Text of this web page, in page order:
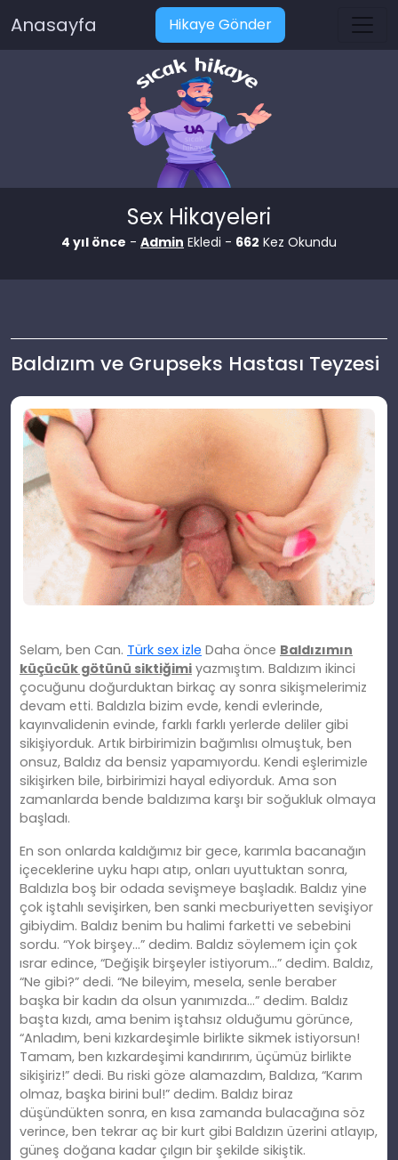
Anasayfa Hikaye Gönder
Sex Hikayeleri
4 yıl önce - Admin Ekledi - 662 Kez Okundu
Baldızım ve Grupseks Hastası Teyzesi
Selam, ben Can. Türk sex izle Daha önce Baldızımın
küçücük götünü siktiğimi yazmıştım. Baldızım ikinci
çocuğunu doğurduktan birkaç ay sonra sikişmelerimiz
devam etti. Baldızla bizim evde, kendi evlerinde,
kayınvalidenin evinde, farklı farklı yerlerde deliler gibi
sikişiyorduk. Artık birbirimizin bağımlısı olmuştuk, ben
onsuz, Baldız da bensiz yapamıyordu. Kendi eşlerimizle
sikişirken bile, birbirimizi hayal ediyorduk. Ama son
zamanlarda bende baldızıma karşı bir soğukluk olmaya
başladı.
En son onlarda kaldığımız bir gece, karımla bacanağın
içeceklerine uyku hapı atıp, onları uyuttuktan sonra,
Baldızla boş bir odada sevişmeye başladık. Baldız yine
çok iştahlı sevişirken, ben sanki mecburiyetten sevişiyor
gibiydim. Baldız benim bu halimi farketti ve sebebini
sordu. “Yok birşey…” dedim. Baldız söylemem için çok
ısrar edince, “Değişik birşeyler istiyorum…” dedim. Baldız,
“Ne gibi?” dedi. “Ne bileyim, mesela, senle beraber
başka bir kadın da olsun yanımızda…” dedim. Baldız
başta kızdı, ama benim iştahsız olduğumu görünce,
“Anladım, beni kızkardeşimle birlikte sikmek istiyorsun!
Tamam, ben kızkardeşimi kandırırım, üçümüz birlikte
sikişiriz!” dedi. Bu riski göze alamazdım, Baldıza, “Karım
olmaz, başka birini bul!” dedim. Baldız biraz
düşündükten sonra, en kısa zamanda bulacağına söz
verince, ben tekrar aç bir kurt gibi Baldızın üzerini atlayıp,
güneş doğana kadar çılgın bir şekilde sikiştik.